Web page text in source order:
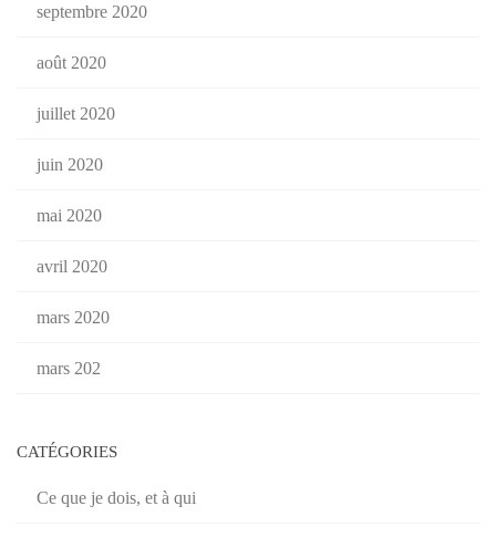
septembre 2020
août 2020
juillet 2020
juin 2020
mai 2020
avril 2020
mars 2020
mars 202
CATÉGORIES
Ce que je dois, et à qui